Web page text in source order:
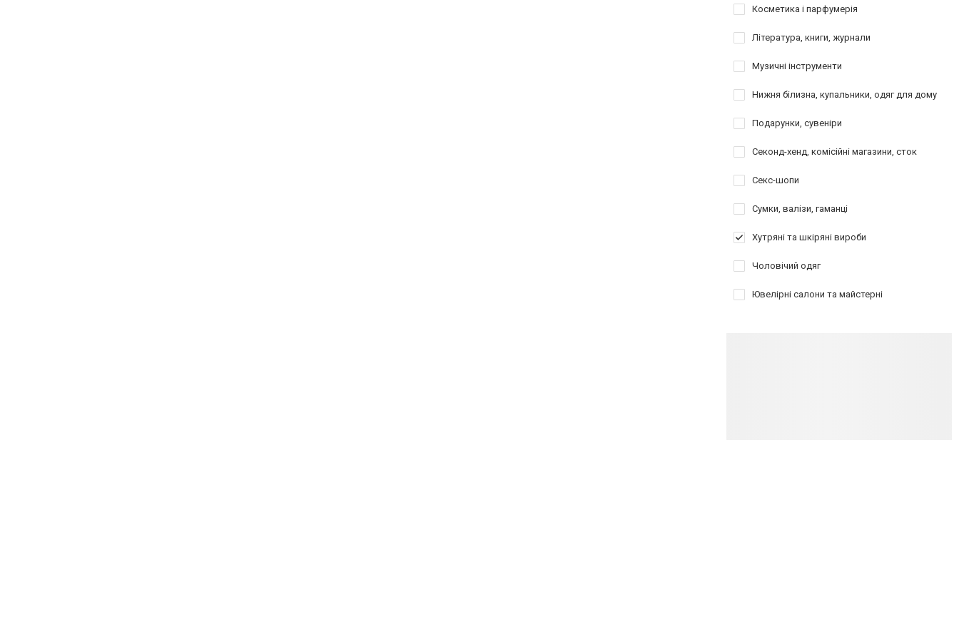
Косметика і парфумерія
Література, книги, журнали
Музичні інструменти
Нижня білизна, купальники, одяг для дому
Подарунки, сувеніри
Секонд-хенд, комісійні магазини, сток
Секс-шопи
Сумки, валізи, гаманці
Хутряні та шкіряні вироби
Чоловічий одяг
Ювелірні салони та майстерні